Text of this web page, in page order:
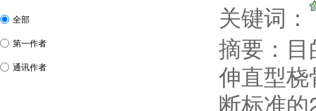
全部
第一作者
通讯作者
关键词：
摘要：
伸直型
断标准